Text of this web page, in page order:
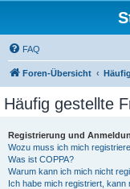
FAQ
Foren-Übersicht
Häufig gestellte
Registrierung und
Wozu muss ich mich
Was ist COPPA?
Warum kann ich mich nicht
Ich habe mich registriert, kann